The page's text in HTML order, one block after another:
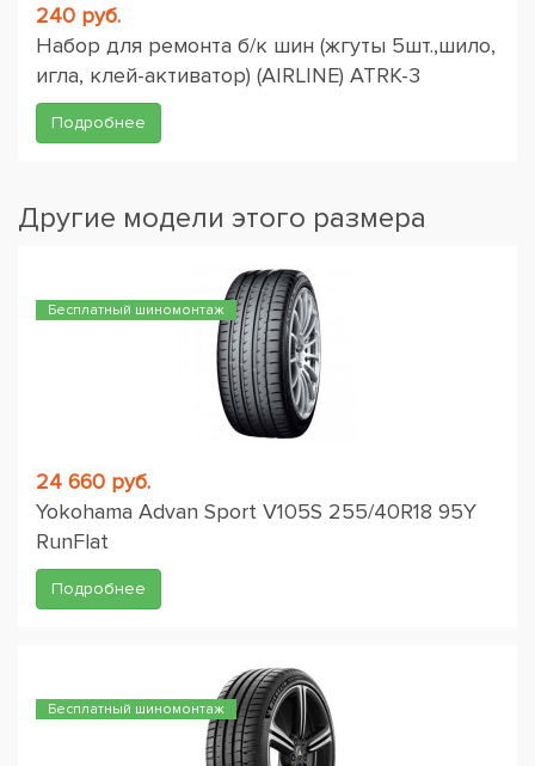
240 руб.
Набор для ремонта б/к шин (жгуты 5шт.,шило,
игла, клей-активатор) (AIRLINE) ATRK-3
Подробнее
Другие модели этого размера
Бесплатный шиномонтаж
24 660 руб.
Yokohama Advan Sport V105S 255/40R18 95Y
RunFlat
Подробнее
Бесплатный шиномонтаж